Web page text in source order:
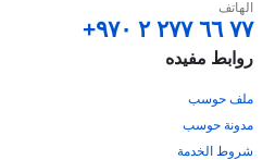
الهاتف
٧٧ ٦٦ ٢٧٧ ٢ ٩٧٠+
روابط مفيده
ملف حوسب
مدونة حوسب
شروط الخدمة